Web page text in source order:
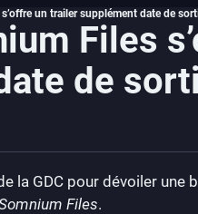
un trailer supplément date de
Files
de
la GDC pour dévoiler une
Files.